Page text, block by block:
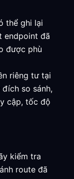
thể ghi lại
endpoint đã
được phù
riêng tư tại
so sánh,
cập, tốc độ
kiểm tra
route đã